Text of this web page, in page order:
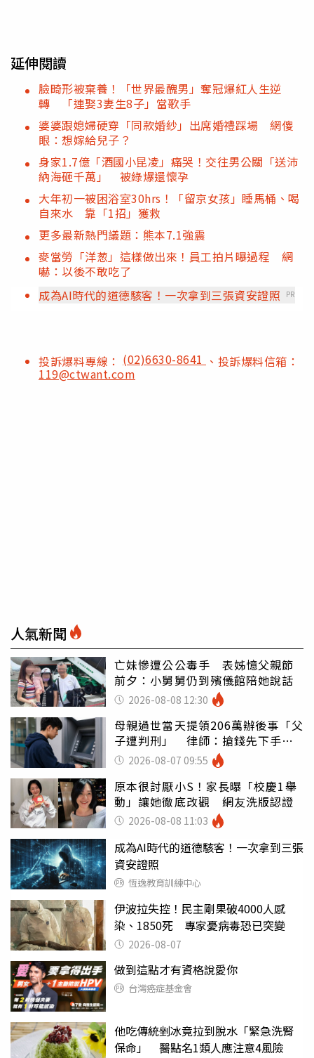
延伸閱讀
臉畸形被棄養！「世界最醜男」奪冠爆紅人生逆
轉 「連娶3妻生8子」當歌手
婆婆跟媳婦硬穿「同款婚紗」出席婚禮踩場 網傻
眼：想嫁給兒子？
身家1.7億「酒國小昆凌」痛哭！交往男公關「送沛
納海砸千萬」 被綠爆還懷孕
大年初一被困浴室30hrs！「留京女孩」睡馬桶、喝
自來水 靠「1招」獲救
更多最新熱門議題：熊本7.1強震
麥當勞「洋葱」這樣做出來！員工拍片曝過程 網
嚇：以後不敢吃了
成為AI時代的道德駭客！一次拿到三張資安證照
PR
投訴爆料專線： (02)6630-8641 、投訴爆料信箱：
119@ctwant.com
人氣新聞
亡妹慘遭公公毒手 表姊憶父親節
前夕：小舅舅仍到殯儀館陪她說話
2026-08-08 12:30
母親過世當天提領206萬辦後事「父
子遭判刑」 律師：搶錢先下手是
罪 2026-08-07 09:55
原本很討厭小S！家長曝「校慶1舉
動」讓她徹底改觀 網友洗版認證
2026-08-08 11:03
成為AI時代的道德駭客！一次拿到三張
資安證照
恆逸教育訓練中心
伊波拉失控！民主剛果破4000人感
染、1850死 專家憂病毒恐已突變
2026-08-07
做到這點才有資格說愛你
台灣癌症基金會
他吃傳統剉冰竟拉到脫水「緊急洗腎
保命」 醫點名1類人應注意4風險